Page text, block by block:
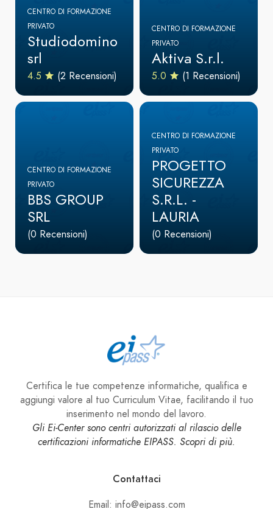
CENTRO DI FORMAZIONE
PRIVATO
Studiodomino
srl
4.5 (2 Recensioni)
CENTRO DI FORMAZIONE
PRIVATO
Aktiva S.r.l.
5.0 (1 Recensioni)
CENTRO DI FORMAZIONE
PRIVATO
BBS GROUP
SRL
(0 Recensioni)
CENTRO DI FORMAZIONE
PRIVATO
PROGETTO
SICUREZZA
S.R.L. -
LAURIA
(0 Recensioni)
Certifica le tue competenze informatiche, qualifica e
aggiungi valore al tuo Curriculum Vitae, facilitando il tuo
inserimento nel mondo del lavoro.
Gli Ei-Center sono centri autorizzati al rilascio delle
certificazioni informatiche EIPASS. Scopri di più.
Contattaci
Email: info@eipass.com